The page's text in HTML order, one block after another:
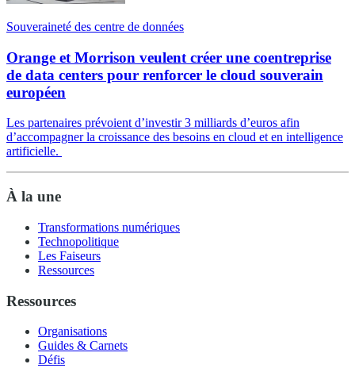
Souveraineté des centre de données
Orange et Morrison veulent créer une coentreprise
de data centers pour renforcer le cloud souverain
européen
Les partenaires prévoient d’investir 3 milliards d’euros afin
d’accompagner la croissance des besoins en cloud et en intelligence
artificielle.
À la une
Transformations numériques
Technopolitique
Les Faiseurs
Ressources
Ressources
Organisations
Guides & Carnets
Défis